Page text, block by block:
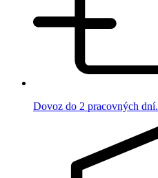
Dovoz do 2 pracovných dní.